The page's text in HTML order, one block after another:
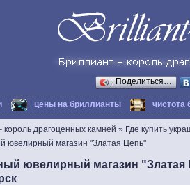
Поделиться…
цены на бриллианты чистота
король драгоценных камней » Где купить
ювелирный магазин "Златая Цепь"
ювелирный магазин